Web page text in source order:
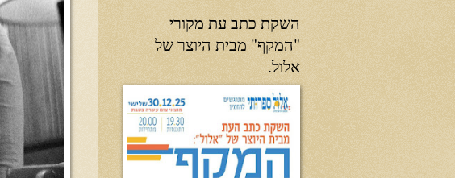
השקת כתב עת מקורי
"המקף" מבית היוצר של
אלול.